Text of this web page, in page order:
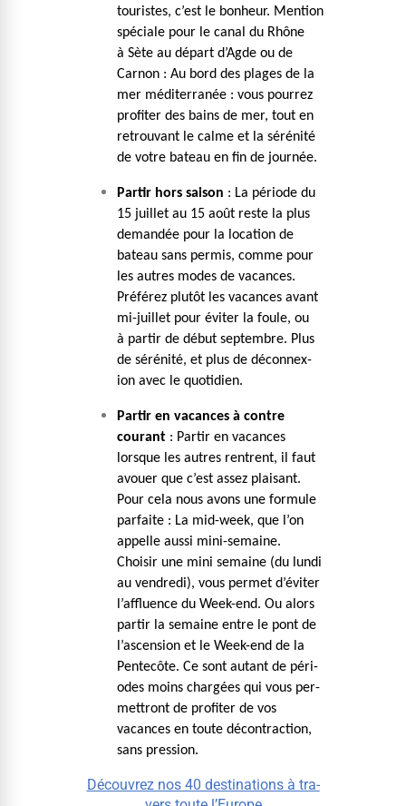
touristes, c’est le bon­heur. Men­tion
spé­ciale pour le canal du Rhône
à Sète au départ d’Agde ou de
Carnon : Au bord des plages de la
mer méditer­ranée : vous pour­rez
prof­iter des bains de mer, tout en
retrou­vant le calme et la sérénité
de votre bateau en fin de journée.
Par­tir hors sai­son : La péri­ode du
15 juil­let au 15 août reste la plus
demandée pour la loca­tion de
bateau sans per­mis, comme pour
les autres modes de vacances.
Préférez plutôt les vacances avant
mi-juil­let pour éviter la foule, ou
à par­tir de début sep­tem­bre. Plus
de sérénité, et plus de décon­nex­
ion avec le quotidien.
Par­tir en vacances à con­tre
courant : Par­tir en vacances
lorsque les autres ren­trent, il faut
avouer que c’est assez plaisant.
Pour cela nous avons une for­mule
par­faite : La mid-week, que l’on
appelle aus­si mini-semaine.
Choisir une mini semaine (du lun­di
au ven­dre­di), vous per­met d’éviter
l’affluence du Week-end. Ou alors
par­tir la semaine entre le pont de
l’ascension et le Week-end de la
Pen­tecôte. Ce sont autant de péri­
odes moins chargées qui vous per­
me­t­tront de prof­iter de vos
vacances en toute décon­trac­tion,
sans pression.
Décou­vrez nos 40 des­ti­na­tions à tra­